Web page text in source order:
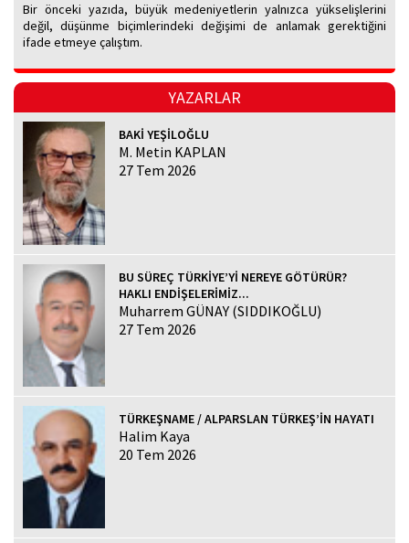
Bir önceki yazıda, büyük medeniyetlerin yalnızca yükselişlerini
değil, düşünme biçimlerindeki değişimi de anlamak gerektiğini
ifade etmeye çalıştım.
YAZARLAR
BAKİ YEŞİLOĞLU
M. Metin KAPLAN
27 Tem 2026
BU SÜREÇ TÜRKİYE’Yİ NEREYE GÖTÜRÜR?
HAKLI ENDİŞELERİMİZ...
Muharrem GÜNAY (SIDDIKOĞLU)
27 Tem 2026
TÜRKEŞNAME / ALPARSLAN TÜRKEŞ’İN HAYATI
Halim Kaya
20 Tem 2026